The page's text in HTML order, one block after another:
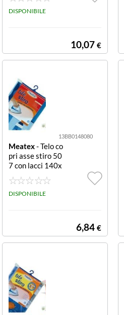
ortito Triplo Str
ato
DISPONIBILE
10,07 €
13BB0148080
Meatex- Telo co
pri asse stiro 50
7 con lacci 140x
55 cm cotone co
n lacci
DISPONIBILE
6,84 €